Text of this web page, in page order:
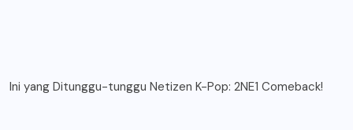
Ini yang Ditunggu-tunggu Netizen K-Pop: 2NE1 Comeback!